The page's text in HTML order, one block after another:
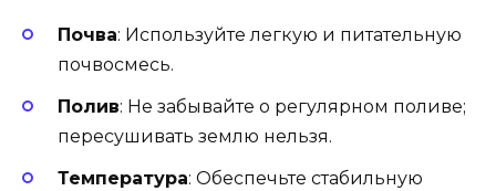
Почва: Используйте легкую и питательную
почвосмесь.
Полив: Не забывайте о регулярном поливе;
пересушивать землю нельзя.
Температура: Обеспечьте стабильную